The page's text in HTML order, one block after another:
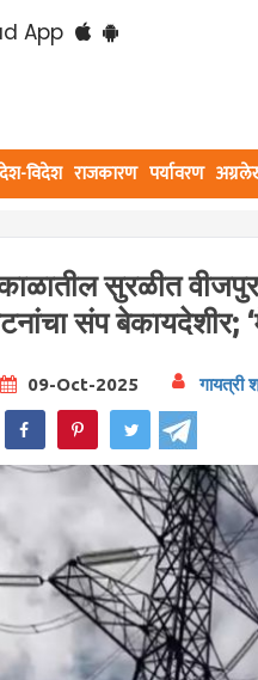
App
देश-विदेश राजकारण पर्यावरण
सुरळीत
संप बेकायदेशीर;
09-Oct-2025 गायत्री
WhatsApp